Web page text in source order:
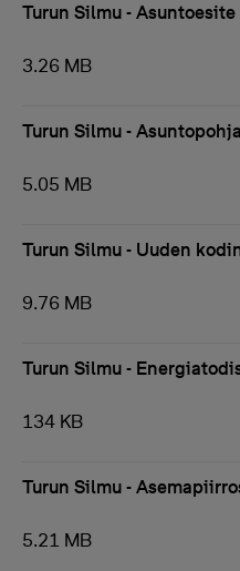
Turun Silmu - Asuntoesite
3.26 MB
Turun Silmu -
5.05 MB
Turun Silmu - Uuden
9.76 MB
Turun Silmu -
134 KB
Turun Silmu -
5.21 MB